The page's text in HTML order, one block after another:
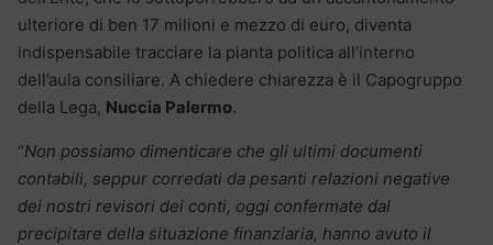
ulteriore di ben 17 milioni e mezzo di euro, diventa
indispensabile tracciare la pianta politica all’interno
dell’aula consiliare. A chiedere chiarezza è il Capogruppo
della Lega, Nuccia Palermo.
“Non possiamo dimenticare che gli ultimi documenti
contabili, seppur corredati da pesanti relazioni negative
dei nostri revisori dei conti, oggi confermate dal
precipitare della situazione finanziaria, hanno avuto il